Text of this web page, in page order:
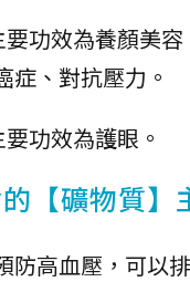
功效為養顏美容
症、對抗壓力。
功效為護眼。
【礦物質】
高血壓，可以